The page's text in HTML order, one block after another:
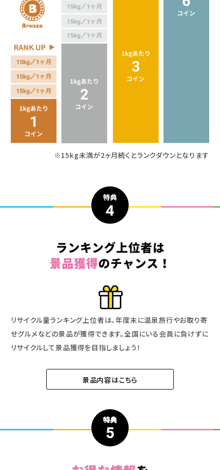
※15kg未満が2ヶ月続くとランクダウンとなります
リサイクル量ランキング上位者は、年度末に温泉旅行やお取り寄
せグルメなどの景品が獲得できます。全国にいる会員に負けずに
リサイクルして景品獲得を目指しましょう！
景品内容はこちら